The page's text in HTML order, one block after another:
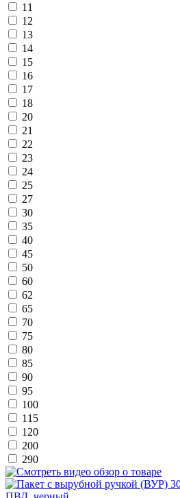
11
12
13
14
15
16
17
18
20
21
22
23
24
25
27
30
35
40
45
50
60
62
65
70
75
80
85
90
95
100
115
120
200
290